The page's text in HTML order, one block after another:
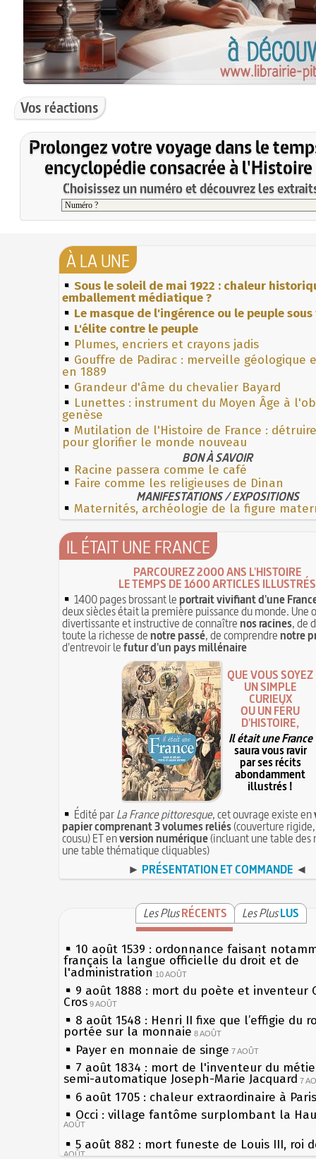
Vos réactions
Prolongez votre voyage dans le
encyclopédie consacrée à l'Histoire
Choisissez un numéro et découvrez les
À LA UNE
Sous le soleil de mai 1922 : chaleur
emballement médiatique ?
Le masque de l'ingérence ou le peuple
L'élite contre le peuple
Plumes, encriers et crayons jadis
Gouffre de Padirac : merveille géologique
en 1889
Grandeur d'âme du chevalier Bayard
Lunettes : instrument du Moyen Âge à
genèse
Mutilation de l'Histoire de France :
pour glorifier le monde nouveau
BON À SAVOIR
Racine passera comme le café
Faire comme les religieuses de Dinan
MANIFESTATIONS / EXPOSITIONS
Maternités, archéologie de la figure
IL ÉTAIT UNE FRANCE
PARCOUREZ 2000 ANS L'HISTOIRE
LE TEMPS DE 1600 ARTICLES ILLUSTRÉS
1400 pages brossant leportrait vivifiant d'une
deux siècles était la première puissance du monde. Une
divertissante et instructive de connaîtrenos racines, de
toute la richesse denotre passé, de comprendrenotre
d'entrevoir lefutur d'un pays millénaire
QUE VOUS SOYEZ
UN SIMPLE
CURIEUX
OU UN FÉRU
D'HISTOIRE,
Il était une France
saura vous ravir
par ses récits
abondamment
illustrés !
Édité parLa France pittoresque, cet ouvrage existe en
papier comprenant 3 volumes reliés(couverture
cousu) ET enversion numérique(incluant une table des
une table thématique cliquables)
► PRÉSENTATION ET COMMANDE ◄
Les PlusRÉCENTS Les PlusLUS
10 août 1539 : ordonnance faisant
français la langue officielle du droit et de
l'administration 10 AOÛT
9 août 1888 : mort du poète et inventeur
Cros 9 AOÛT
8 août 1548 : Henri II fixe que l’effigie du
portée sur la monnaie 8 AOÛT
Payer en monnaie de singe 7 AOÛT
7 août 1834 : mort de l'inventeur du
semi-automatique Joseph-Marie Jacquard 7
6 août 1705 : chaleur extraordinaire à Paris
Occi : village fantôme surplombant la
AOÛT
5 août 882 : mort funeste de Louis III, roi